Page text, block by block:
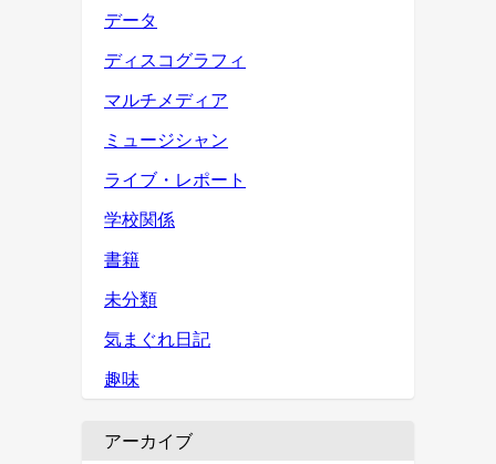
データ
ディスコグラフィ
マルチメディア
ミュージシャン
ライブ・レポート
学校関係
書籍
未分類
気まぐれ日記
趣味
アーカイブ